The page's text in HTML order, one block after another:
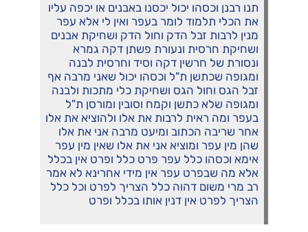
תנו רבנן וכסהו יכול יכסנו באבנים או יכפה עליו
את הכלי תלמוד לומר בעפר ואין לי אלא עפר
מנין לרבות זבל הדק וחול הדק ושחיקת אבנים
ושחיקת חרסית ונעורת פשתן דקה גמרא
ונסורת של חרשין דקה וסיד וחרסית לבנה
ומגופה שכתשן ת"ל וכסהו יכול שאני מרבה אף
זבל הגס וחול הגס ושחיקת כלי מתכות ולבנה
ומגופה שלא כתשן וקמח וסובין ומורסן ת"ל
בעפר ומה ראית לרבות את אלו ולהוציא את אלו
אחר שריבה הכתוב ומיעט מרבה אני את אלו
שהן מין עפר ומוציא אני את אלו שאין מין עפר
אימא וכסהו כלל עפר פרט כלל ופרט אין בכלל
אלא מה שבפרט עפר אין מידי אחרינא לא אמר
רב מרי משום דהוה כלל הצריך לפרט וכל כלל
הצריך לפרט אין דנין אותו בכלל ופרט